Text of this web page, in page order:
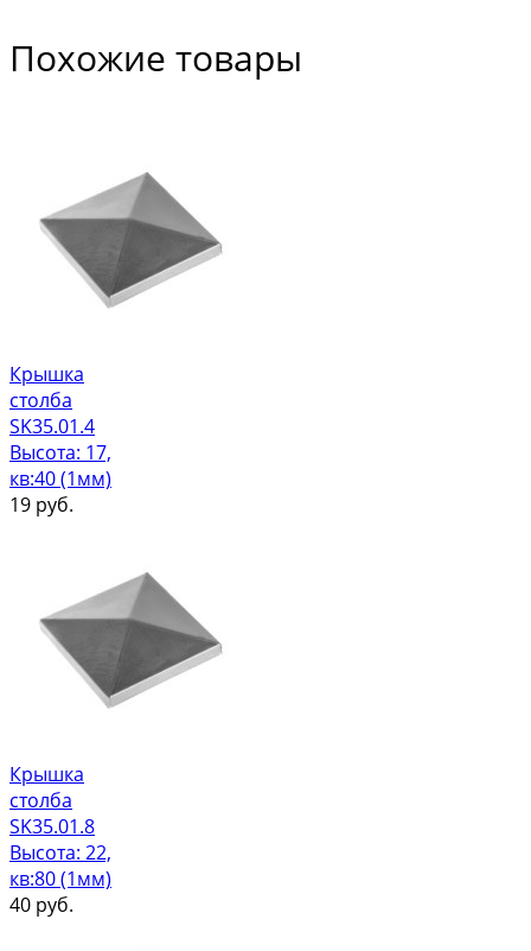
Похожие товары
Крышка
столба
SK35.01.4
Высота: 17,
кв:40 (1мм)
19 руб.
Крышка
столба
SK35.01.8
Высота: 22,
кв:80 (1мм)
40 руб.